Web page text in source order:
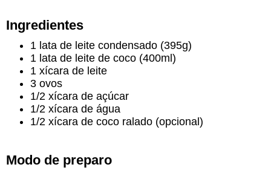
Ingredientes
1 lata de leite condensado (395g)
1 lata de leite de coco (400ml)
1 xícara de leite
3 ovos
1/2 xícara de açúcar
1/2 xícara de água
1/2 xícara de coco ralado (opcional)
Modo de preparo